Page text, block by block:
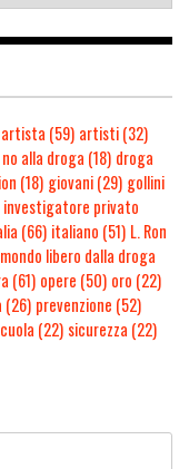
artista (59) artisti(32)
alla droga (18) droga
(18) giovani(29) gollini
investigatore privato
(66) italiano (51) L. Ron
mondo libero dalla droga
(61) opere (50) oro (22)
(26) prevenzione (52)
(22) sicurezza (22)